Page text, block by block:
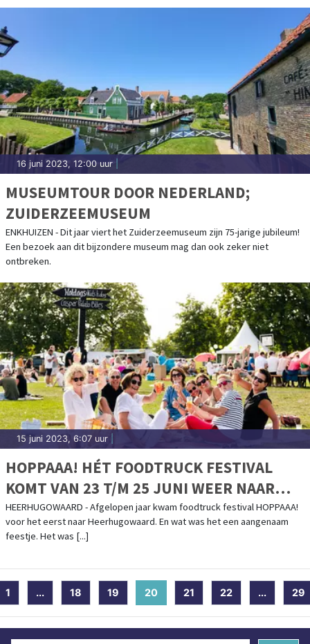
16 juni 2023, 12:00 uur
MUSEUMTOUR DOOR NEDERLAND;
ZUIDERZEEMUSEUM
ENKHUIZEN - Dit jaar viert het Zuiderzeemuseum zijn 75-jarige jubileum!
Een bezoek aan dit bijzondere museum mag dan ook zeker niet
ontbreken.
15 juni 2023, 6:07 uur
HOPPAAA! HÉT FOODTRUCK FESTIVAL
KOMT VAN 23 T/M 25 JUNI WEER NAAR
HEERHUGOWAARD
HEERHUGOWAARD - Afgelopen jaar kwam foodtruck festival HOPPAAA!
voor het eerst naar Heerhugowaard. En wat was het een aangenaam
feestje. Het was [...]
1 ... 18 19 20 (current)
21 22 ... 29